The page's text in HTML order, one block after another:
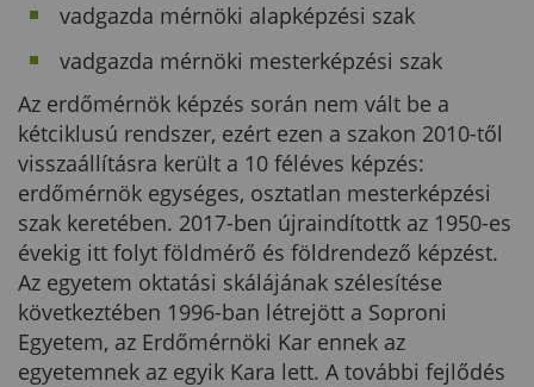
vadgazda mérnöki alapképzési szak
vadgazda mérnöki mesterképzési szak
Az erdőmérnök képzés során nem vált be a
kétciklusú rendszer, ezért ezen a szakon 2010-től
visszaállításra került a 10 féléves képzés:
erdőmérnök egységes, osztatlan mesterképzési
szak keretében. 2017-ben újraindítottk az 1950-es
évekig itt folyt földmérő és földrendező képzést.
Az egyetem oktatási skálájának szélesítése
következtében 1996-ban létrejött a Soproni
Egyetem, az Erdőmérnöki Kar ennek az
egyetemnek az egyik Kara lett. A további fejlődés